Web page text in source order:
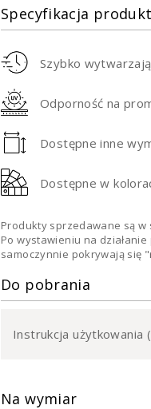
Specyfikacja
Szybko
Odporność na
Dostępne inne
Dostępne w
Produkty sprzedawane są w
Po wystawieniu na
samoczynnie pokrywają się
Do pobrania
Instrukcja użytkowania
Na wymiar